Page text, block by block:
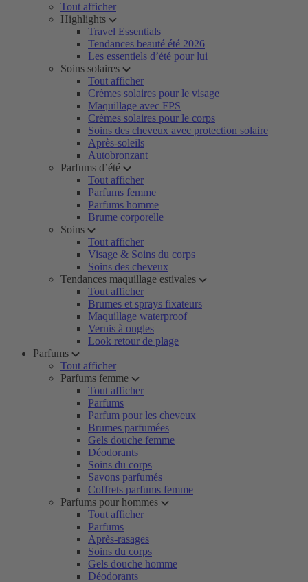
Tout afficher
Highlights
Travel Essentials
Tendances beauté été 2026
Les essentiels d’été pour lui
Soins solaires
Tout afficher
Crèmes solaires pour le visage
Maquillage avec FPS
Crèmes solaires pour le corps
Soins des cheveux avec protection solaire
Après-soleils
Autobronzant
Parfums d’été
Tout afficher
Parfums femme
Parfums homme
Brume corporelle
Soins
Tout afficher
Visage & Soins du corps
Soins des cheveux
Tendances maquillage estivales
Tout afficher
Brumes et sprays fixateurs
Maquillage waterproof
Vernis à ongles
Look retour de plage
Parfums
Tout afficher
Parfums femme
Tout afficher
Parfums
Parfum pour les cheveux
Brumes parfumées
Gels douche femme
Déodorants
Soins du corps
Savons parfumés
Coffrets parfums femme
Parfums pour hommes
Tout afficher
Parfums
Après-rasages
Soins du corps
Gels douche homme
Déodorants